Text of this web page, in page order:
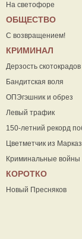
На светофоре
ОБЩЕСТВО
С возвращением!
КРИМИНАЛ
Дерзость скотокрадов
Бандитская воля
ОПЭгэшник и обрез
Левый трафик
150-летний рекорд
Цветметчик из
Криминальные войны
КОРОТКО
Новый Пресняков